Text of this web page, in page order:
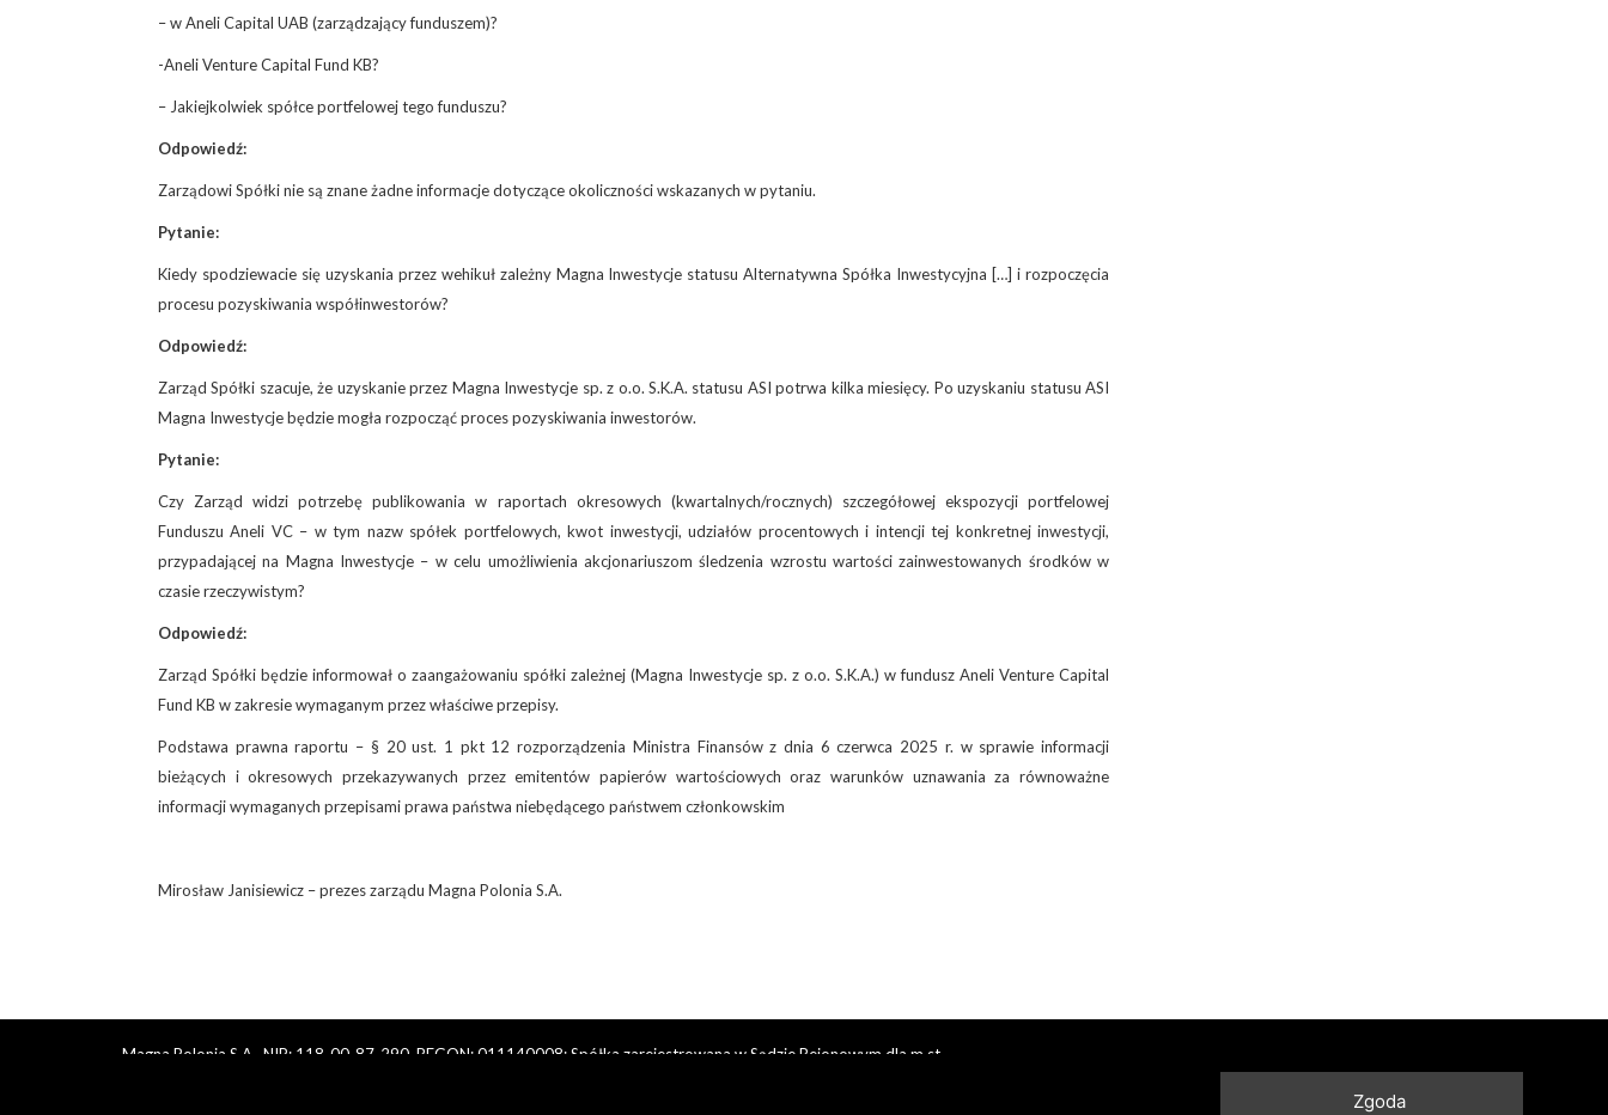
– w Aneli Capital UAB (zarządzający funduszem)?
-Aneli Venture Capital Fund KB?
– Jakiejkolwiek spółce portfelowej tego funduszu?
Odpowiedź:
Zarządowi Spółki nie są znane żadne informacje dotyczące okoliczności wskazanych w pytaniu.
Pytanie:
Kiedy spodziewacie się uzyskania przez wehikuł zależny Magna Inwestycje statusu Alternatywna Spółka Inwestycyjna […] i rozpoczęcia
procesu pozyskiwania współinwestorów?
Odpowiedź:
Zarząd Spółki szacuje, że uzyskanie przez Magna Inwestycje sp. z o.o. S.K.A. statusu ASI potrwa kilka miesięcy. Po uzyskaniu statusu ASI
Magna Inwestycje będzie mogła rozpocząć proces pozyskiwania inwestorów.
Pytanie:
Czy Zarząd widzi potrzebę publikowania w raportach okresowych (kwartalnych/rocznych) szczegółowej ekspozycji portfelowej
Funduszu Aneli VC – w tym nazw spółek portfelowych, kwot inwestycji, udziałów procentowych i intencji tej konkretnej inwestycji,
przypadającej na Magna Inwestycje – w celu umożliwienia akcjonariuszom śledzenia wzrostu wartości zainwestowanych środków w
czasie rzeczywistym?
Odpowiedź:
Zarząd Spółki będzie informował o zaangażowaniu spółki zależnej (Magna Inwestycje sp. z o.o. S.K.A.) w fundusz Aneli Venture Capital
Fund KB w zakresie wymaganym przez właściwe przepisy.
Podstawa prawna raportu – § 20 ust. 1 pkt 12 rozporządzenia Ministra Finansów z dnia 6 czerwca 2025 r. w sprawie informacji
bieżących i okresowych przekazywanych przez emitentów papierów wartościowych oraz warunków uznawania za równoważne
informacji wymaganych przepisami prawa państwa niebędącego państwem członkowskim
Mirosław Janisiewicz – prezes zarządu Magna Polonia S.A.
Magna Polonia S.A., NIP: 118-00-87-290, REGON: 011140008; Spółka zarejestrowana w Sądzie Rejonowym dla m.st.
Skontaktuj się z nami
Zgoda